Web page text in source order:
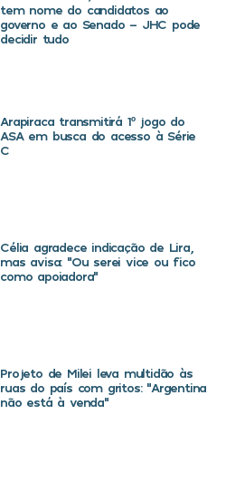
tem nome do candidatos ao
governo e ao Senado – JHC pode
decidir tudo
Arapiraca transmitirá 1º jogo do
ASA em busca do acesso à Série
C
Célia agradece indicação de Lira,
mas avisa: “Ou serei vice ou fico
como apoiadora”
Projeto de Milei leva multidão às
ruas do país com gritos: “Argentina
não está à venda”